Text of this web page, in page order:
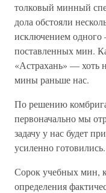
толковый минный
дола обстояли
исключением
поставленных мин.
«Астрахань» — хоть
мины раньше нас.
По решению
первоначально мы
задачу у нас будет
усиленно готовились.
Сорок учебных мин,
определения